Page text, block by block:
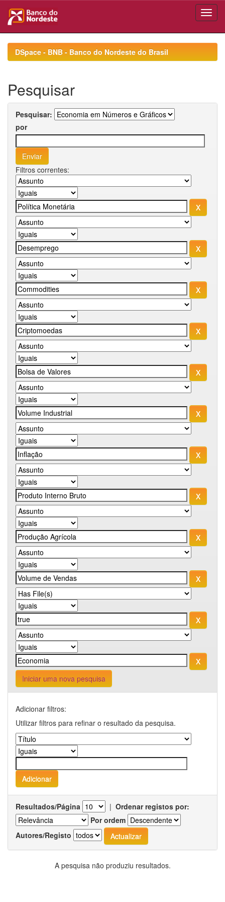
navigationDSpace - BNB - Banco do Nordeste do Brasil
Pesquisar
Pesquisar:
por
Filtros correntes:
Iniciar uma nova pesquisa
Adicionar filtros:
Utilizar filtros para refinar o resultado da pesquisa.
Resultados/Página | Ordenar registos por:
Por ordem
Autores/Registo
A pesquisa não produziu resultados.